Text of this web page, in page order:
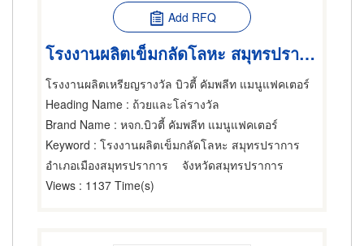
Add RFQ
โรงงานผลิตเข็มกลัดโลหะ สมุทรปราการ
โรงงานผลิตเหรียญรางวัล บิวตี้ คัมพลีท แมนูแฟคเตอร์
Heading Name : ถ้วยและโล่รางวัล
Brand Name : หจก.บิวตี้ คัมพลีท แมนูแฟคเตอร์
Keyword : โรงงานผลิตเข็มกลัดโลหะ สมุทรปราการ
อำเภอเมืองสมุทรปราการ
จังหวัดสมุทรปราการ
Views : 1137 Time(s)